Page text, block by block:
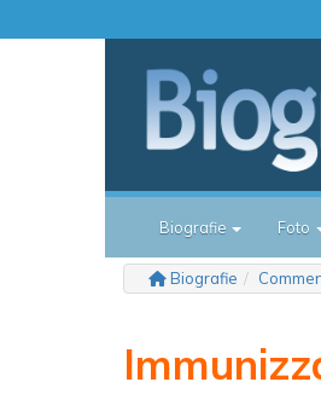
Biografie Foto
Biografie